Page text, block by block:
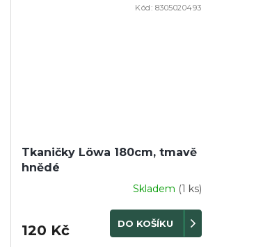
Tkaničky Löwa 180cm, tmavě
hnědé
Skladem (1 ks)
120 Kč DO KOŠÍKU
Kód: 8305020493